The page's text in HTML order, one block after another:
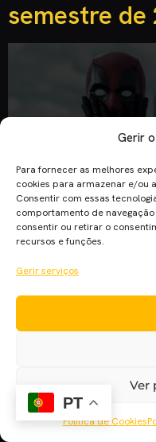
Gerir
Para fornecer as melhores
cookies para armazenar e/ou
Consentir com essas
comportamento de
consentir ou retirar o
recursos e funções.
Gerir serviços
Ver
Política de Cookies
semestre de
O Cinema Pla’net
1º semestre de 2016.
os 25 melhores posters
foram tomados em conta
estreia em Portugal entre
PT